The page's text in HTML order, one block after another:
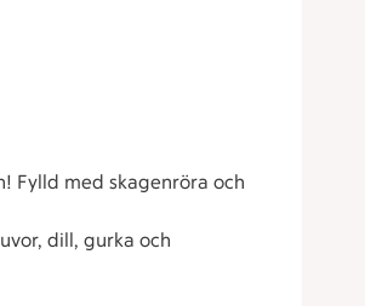
Fylld med skagenröra och
dill, gurka och